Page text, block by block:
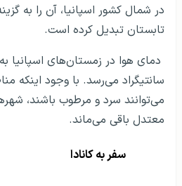
در شمال کشور اسپانیا، آن را به
تابستان تبدیل کرده است.
سانتیگراد می‌رسد. با وجود اینکه
می‌توانند سرد و مرطوب باشند،
معتدل باقی می‌ماند.
سفر به کانادا